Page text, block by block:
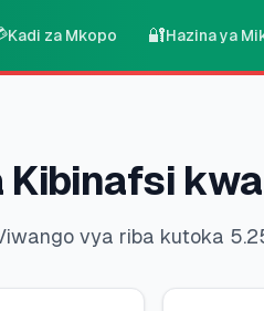
Kadi za Mkopo 🔐Hazina ya
Kibinafsi
vya riba kutoka